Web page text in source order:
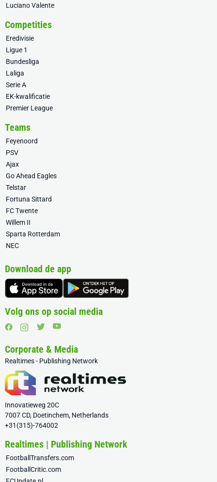
Luciano Valente
Competities
Eredivisie
Ligue 1
Bundesliga
Laliga
Serie A
EK-kwalificatie
Premier League
Teams
Feyenoord
PSV
Ajax
Go Ahead Eagles
Telstar
Fortuna Sittard
FC Twente
Willem II
Sparta Rotterdam
NEC
Download de app
Volg ons op social media
Corporate & Media
Realtimes - Publishing Network
Innovatieweg 20C
7007 CD, Doetinchem, Netherlands
+31(315)-764002
Realtimes | Publishing Network
FootballTransfers.com
FootballCritic.com